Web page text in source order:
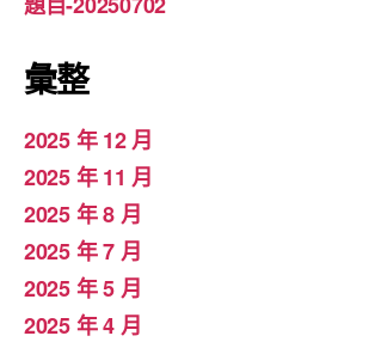
彙整
2025 年 12 月
2025 年 11 月
2025 年 8 月
2025 年 7 月
2025 年 5 月
2025 年 4 月